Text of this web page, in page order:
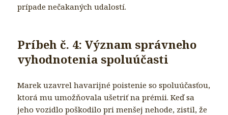
prípade nečakaných udalostí.
Príbeh č. 4: Význam správneho
vyhodnotenia spoluúčasti
Marek uzavrel havarijné poistenie so spoluúčasťou,
ktorá mu umožňovala ušetriť na prémii. Keď sa
jeho vozidlo poškodilo pri menšej nehode, zistil, že